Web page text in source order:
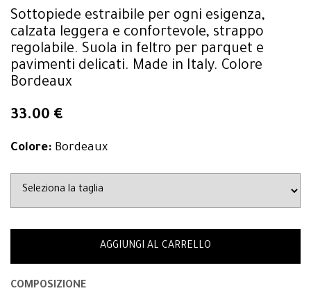
Sottopiede estraibile per ogni esigenza,
calzata leggera e confortevole, strappo
regolabile. Suola in feltro per parquet e
pavimenti delicati. Made in Italy. Colore
Bordeaux
33.00 €
Colore: Bordeaux
AGGIUNGI AL CARRELLO
COMPOSIZIONE